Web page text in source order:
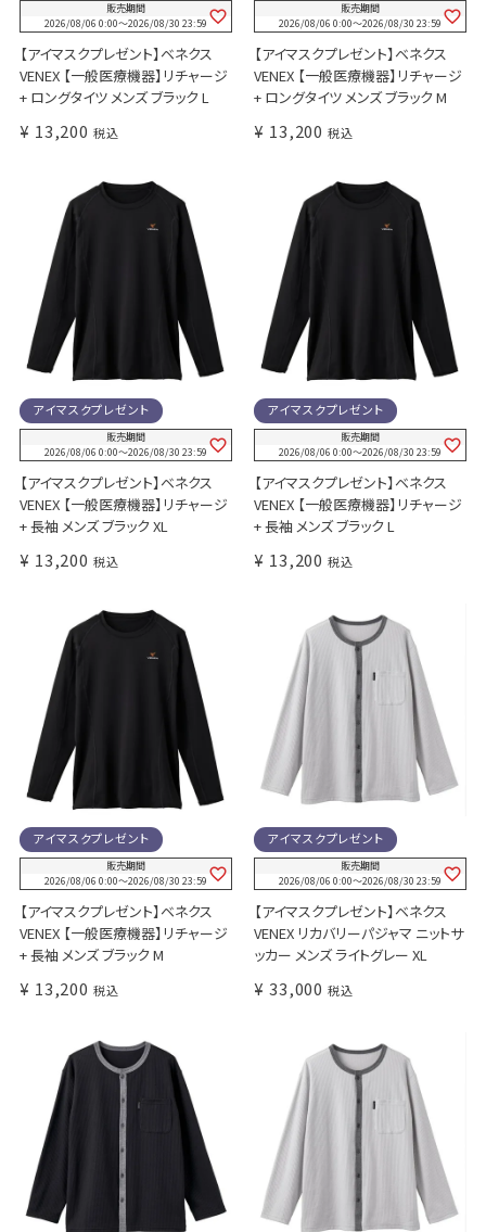
販売期間
2026/08/06 0:00〜2026/08/30 23:59
【アイマスクプレゼント】ベネクス
VENEX 【一般医療機器】リチャージ
+ ロングタイツ メンズ ブラック L
¥ 13,200 税込
販売期間
2026/08/06 0:00〜2026/08/30 23:59
【アイマスクプレゼント】ベネクス
VENEX 【一般医療機器】リチャージ
+ ロングタイツ メンズ ブラック M
¥ 13,200 税込
アイマスクプレゼント
販売期間
2026/08/06 0:00〜2026/08/30 23:59
【アイマスクプレゼント】ベネクス
VENEX 【一般医療機器】リチャージ
+ 長袖 メンズ ブラック XL
¥ 13,200 税込
アイマスクプレゼント
販売期間
2026/08/06 0:00〜2026/08/30 23:59
【アイマスクプレゼント】ベネクス
VENEX 【一般医療機器】リチャージ
+ 長袖 メンズ ブラック L
¥ 13,200 税込
アイマスクプレゼント
販売期間
2026/08/06 0:00〜2026/08/30 23:59
【アイマスクプレゼント】ベネクス
VENEX 【一般医療機器】リチャージ
+ 長袖 メンズ ブラック M
¥ 13,200 税込
アイマスクプレゼント
販売期間
2026/08/06 0:00〜2026/08/30 23:59
【アイマスクプレゼント】ベネクス
VENEX リカバリーパジャマ ニットサ
ッカー メンズ ライトグレー XL
¥ 33,000 税込